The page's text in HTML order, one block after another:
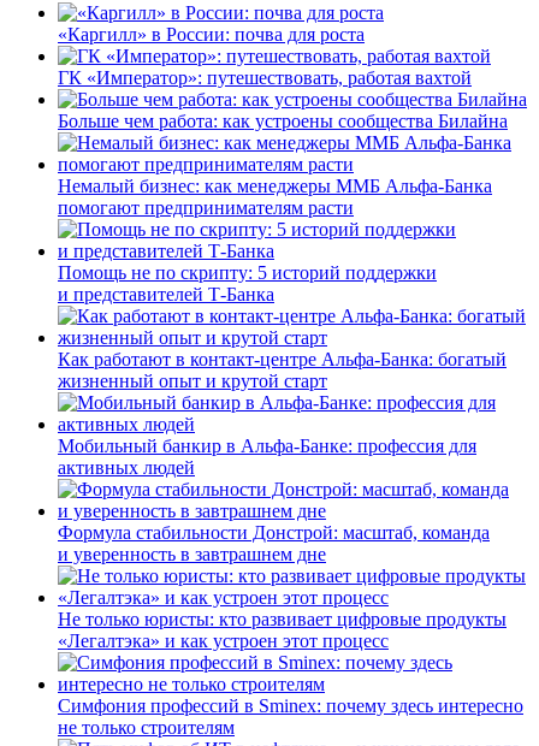
«Каргилл» в России: почва для роста
ГК «Император»: путешествовать, работая вахтой
Больше чем работа: как устроены сообщества Билайна
Немалый бизнес: как менеджеры ММБ Альфа-Банка
помогают предпринимателям расти
Помощь не по скрипту: 5 историй поддержки
и представителей Т-Банка
Как работают в контакт-центре Альфа-Банка: богатый
жизненный опыт и крутой старт
Мобильный банкир в Альфа-Банке: профессия для
активных людей
Формула стабильности Донстрой: масштаб, команда
и уверенность в завтрашнем дне
Не только юристы: кто развивает цифровые продукты
«Легалтэка» и как устроен этот процесс
Симфония профессий в Sminex: почему здесь интересно
не только строителям